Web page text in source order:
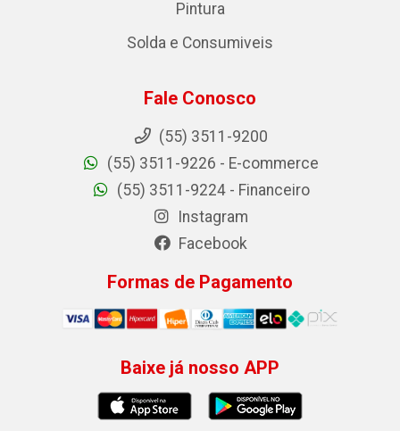
Pintura
Solda e Consumiveis
Fale Conosco
(55) 3511-9200
(55) 3511-9226 - E-commerce
(55) 3511-9224 - Financeiro
Instagram
Facebook
Formas de Pagamento
Baixe já nosso APP